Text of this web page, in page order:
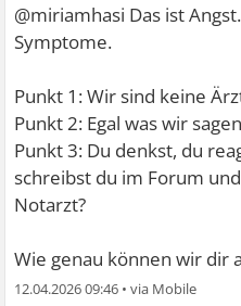
@miriamhasi Das ist
Symptome.
Punkt 1: Wir sind keine
Punkt 2: Egal was wir
Punkt 3: Du denkst, du
schreibst du im Forum
Notarzt?
Wie genau können wir dir
12.04.2026 09:46 •